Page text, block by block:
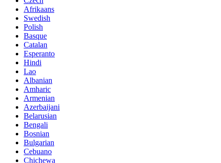
Afrikaans
Swedish
Polish
Basque
Catalan
Esperanto
Hindi
Lao
Albanian
Amharic
Armenian
Azerbaijani
Belarusian
Bengali
Bosnian
Bulgarian
Cebuano
Chichewa